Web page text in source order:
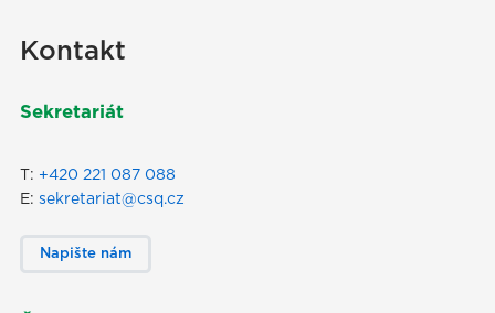
Kontakt
Sekretariát
T: +420 221 087 088
E: sekretariat@csq.cz
Napište nám